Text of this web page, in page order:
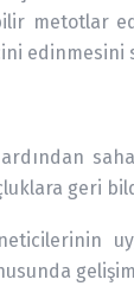
metotlar
edinmesini
geri